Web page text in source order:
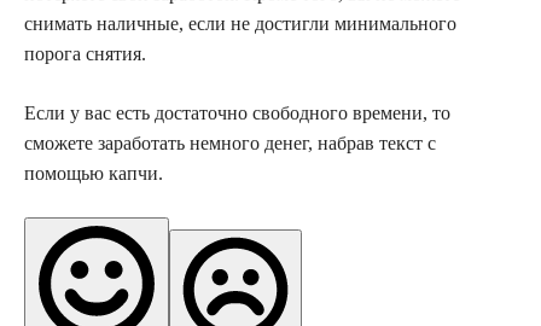
снимать наличные, если не достигли минимального
порога снятия.
Если у вас есть достаточно свободного времени, то
сможете заработать немного денег, набрав текст с
помощью капчи.